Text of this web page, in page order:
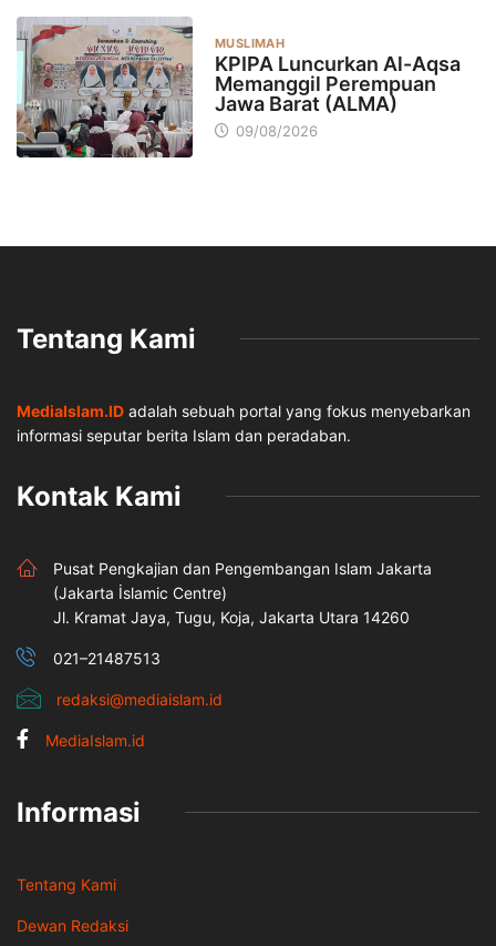
MUSLIMAH
KPIPA Luncurkan Al-Aqsa
Memanggil Perempuan
Jawa Barat (ALMA)
09/08/2026
Tentang Kami
MediaIslam.ID adalah sebuah portal yang fokus menyebarkan
informasi seputar berita Islam dan peradaban.
Kontak Kami
Pusat Pengkajian dan Pengembangan Islam Jakarta
(Jakarta İslamic Centre)
Jl. Kramat Jaya, Tugu, Koja, Jakarta Utara 14260
021–21487513
redaksi@mediaislam.id
MediaIslam.id
Informasi
Tentang Kami
Dewan Redaksi